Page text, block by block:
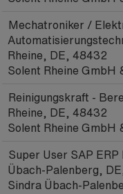
Mechatroniker /
Rheine, DE, 48432
Solent Rheine GmbH
Reinigungskraft -
Rheine, DE, 48432
Solent Rheine GmbH
Super User SAP
Übach-Palenberg,
Sindra Übach-